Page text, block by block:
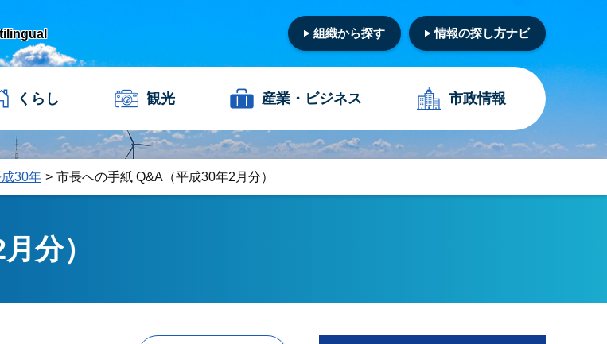
組織から探す 情報の探し方ナビ
くらし 観光 産業・ ビジネス 市政情報
30年 市長への手紙 Q&A（平成30年2月分）
分）